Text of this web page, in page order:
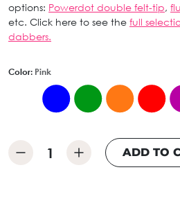
options: Powerdot double felt-tip,
etc. Click here to see the full
dabbers.
Color: Pink
ADD TO